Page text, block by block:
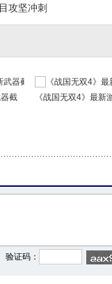
攻坚冲刺
器截 《战国无双4》最新
验证码：